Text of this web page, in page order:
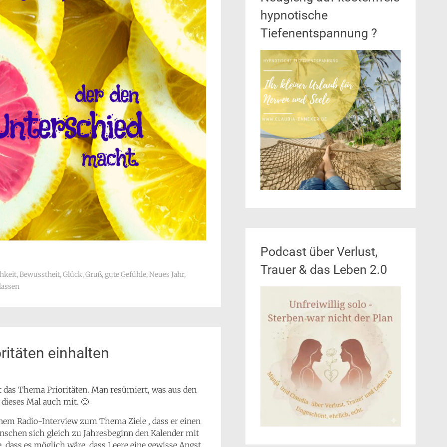
,Bewusstheit,Glück,Gruß, gute Gefühle,Neues Jahr,
einhalten
Thema Prioritäten. Man resümiert, was aus den
Mal auch mit. 🙂
Radio-Interview zum Thema Ziele , dass er einen
sich gleich zu Jahresbeginn den Kalender mit
hypnotische
Tiefenentspannung ?
Podcast über Verlust,
Trauer & das Leben 2.0